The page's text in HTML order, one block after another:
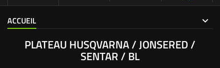
ACCUEIL
PLATEAU HUSQVARNA / JONSERED /
SENTAR / BL